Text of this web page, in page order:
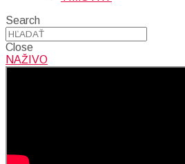
Search
Close
NAŽIVO